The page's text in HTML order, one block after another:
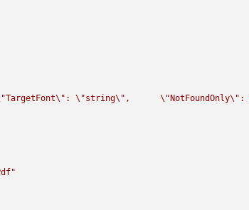
TargetFont\" : \"string\" , \" NotFoundOnly\" :